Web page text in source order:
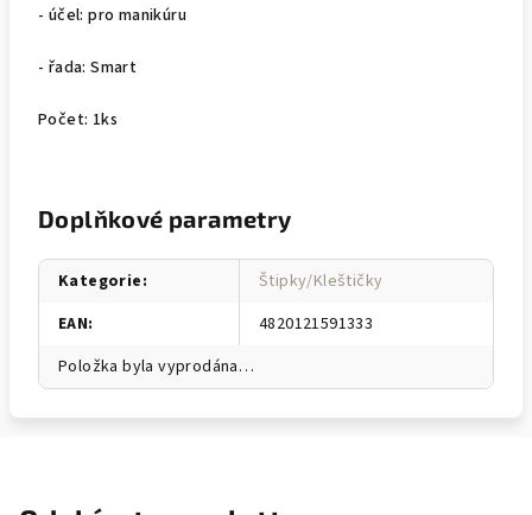
- účel: pro manikúru
- řada: Smart
Počet: 1ks
Doplňkové parametry
Kategorie:
Štipky/Kleštičky
EAN:
4820121591333
Položka byla vyprodána…